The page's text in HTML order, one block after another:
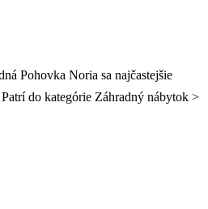
Pohovka Noria sa najčastejšie
do kategórie Záhradný nábytok >